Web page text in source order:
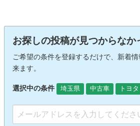
お探しの投稿が見つからなか
ご希望の条件を登録するだけで、新着
来ます。
選択中の条件 埼玉県 中古車 トヨタ